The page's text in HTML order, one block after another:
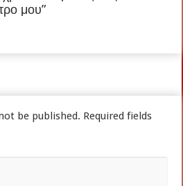
μου”
be published. Required fields